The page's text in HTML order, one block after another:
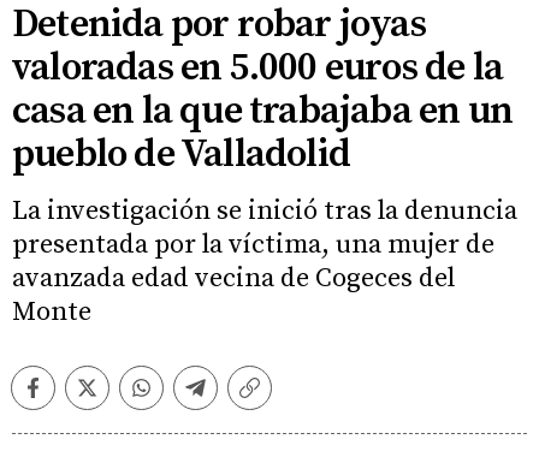
Detenida por robar joyas
valoradas en 5.000 euros de la
casa en la que trabajaba en un
pueblo de Valladolid
La investigación se inició tras la denuncia
presentada por la víctima, una mujer de
avanzada edad vecina de Cogeces del
Monte
FacebookTwitterWhatsappTelegramCopiar